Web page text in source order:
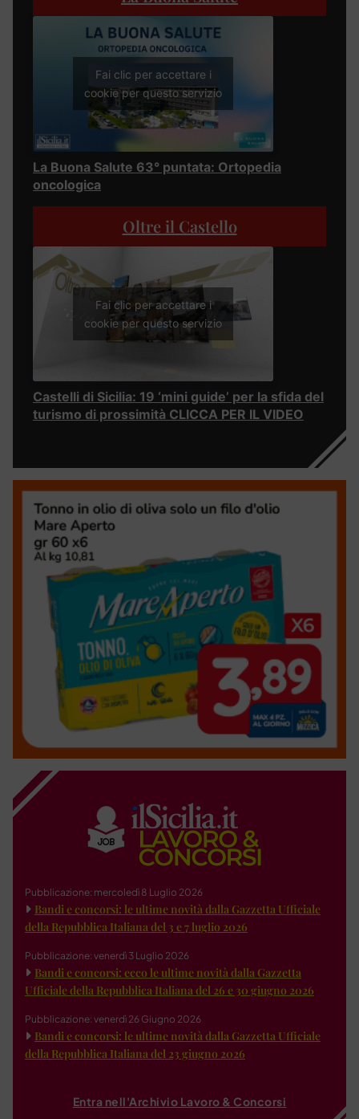
Fai clic per accettare i
cookie per questo servizio
La Buona Salute 63° puntata: Ortopedia
oncologica
Oltre il Castello
Fai clic per accettare i
cookie per questo servizio
Castelli di Sicilia: 19 ‘mini guide’ per la sfida del
turismo di prossimità CLICCA PER IL VIDEO
Pubblicazione: mercoledì 8 Luglio 2026
Bandi e concorsi: le ultime novità dalla Gazzetta Ufficiale
della Repubblica Italiana del 3 e 7 luglio 2026
Pubblicazione: venerdì 3 Luglio 2026
Bandi e concorsi: ecco le ultime novità dalla Gazzetta
Ufficiale della Repubblica Italiana del 26 e 30 giugno 2026
Pubblicazione: venerdì 26 Giugno 2026
Bandi e concorsi: le ultime novità dalla Gazzetta Ufficiale
della Repubblica Italiana del 23 giugno 2026
Entra nell'Archivio Lavoro & Concorsi